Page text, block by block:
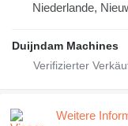
Niederlande,
Duijndam Machines
Weitere